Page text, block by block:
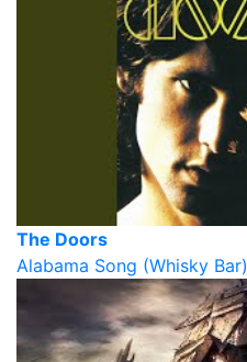
The Doors
Alabama Song (Whisky Bar)